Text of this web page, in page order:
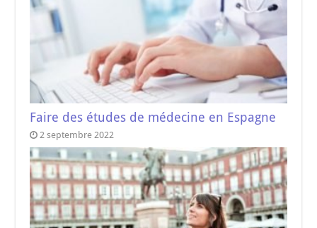
Faire des études de médecine en Espagne
2 septembre 2022